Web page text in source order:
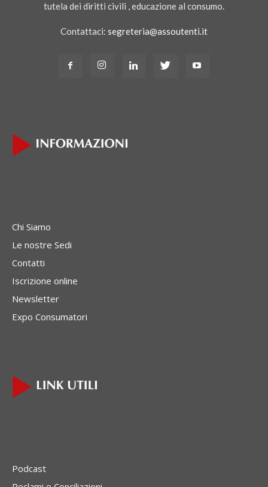
tutela dei diritti civili , educazione al consumo.
Contattaci: segreteria@assoutenti.it
Chi Siamo
Le nostre Sedi
Contatti
Iscrizione online
Newsletter
Expo Consumatori
Podcast